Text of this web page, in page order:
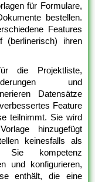
für Formulare,
bestellen.
Features
(berlinerisch) ihren
die Projektliste,
und
Datensätze
Feature
teilnimmt. Sie wird
hinzugefügt
keinesfalls als
Sie kompetenz
und konfigurieren,
enthält, die eine